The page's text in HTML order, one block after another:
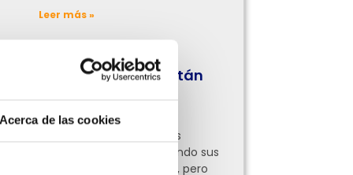
Acerca de las cookies
Leer más »
¿Qué procesos
administrativos están
empresas hoy?
Ahora empresas de todas
partes ya están digitalizando sus
procesos administrativos, pero